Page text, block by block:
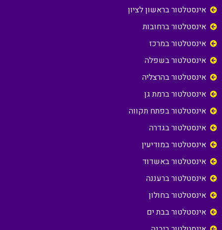
אינסטלטור בראשון לציון
אינסטלטור ברחובות
אינסטלטור במרכז
אינסטלטור בשפלה
אינסטלטור בהרצליה
אינסטלטור ברמת גן
אינסטלטור בפתח תקווה
אינסטלטור בגדרה
אינסטלטור במודיעין
אינסטלטור באשדוד
אינסטלטור ברעננה
אינסטלטור בחולון
אינסטלטור בבת ים